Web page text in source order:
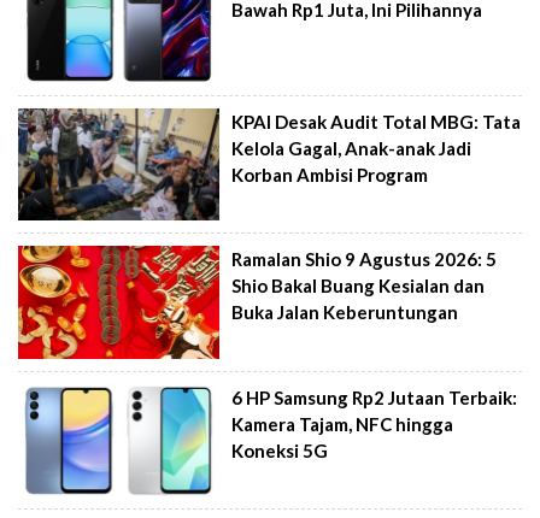
Bawah Rp1 Juta, Ini Pilihannya
KPAI Desak Audit Total MBG: Tata
Kelola Gagal, Anak-anak Jadi
Korban Ambisi Program
Ramalan Shio 9 Agustus 2026: 5
Shio Bakal Buang Kesialan dan
Buka Jalan Keberuntungan
6 HP Samsung Rp2 Jutaan Terbaik:
Kamera Tajam, NFC hingga
Koneksi 5G